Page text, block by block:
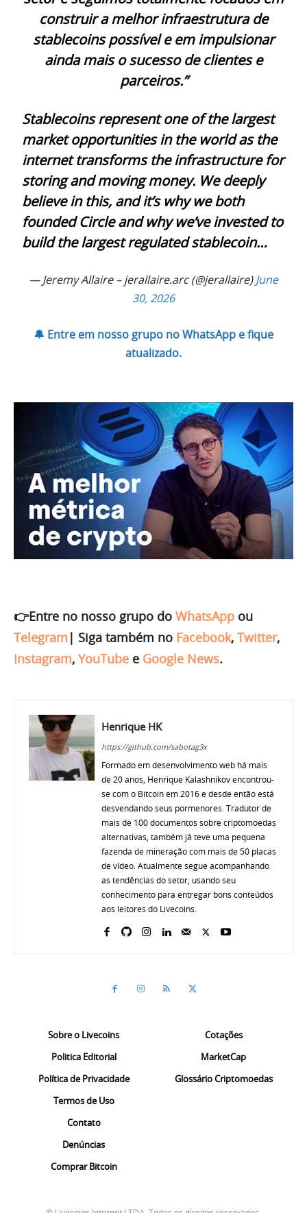
construir a melhor infraestrutura de
stablecoins possível e em impulsionar
ainda mais o sucesso de clientes e
parceiros.”
Stablecoins represent one of the largest
market opportunities in the world as the
internet transforms the infrastructure for
storing and moving money. We deeply
believe in this, and it’s why we both
founded Circle and why we’ve invested to
build the largest regulated stablecoin…
— Jeremy Allaire – jerallaire.arc (@jerallaire)June
30, 2026
🔔 Entre em nosso grupo no WhatsApp e fique
atualizado.
👉Entre no nosso grupo do WhatsApp ou
Telegram | Siga também no Facebook, Twitter,
Instagram, YouTube e Google News.
Henrique HK
https://github.com/sabotag3x
Formado em desenvolvimento web há mais
de 20 anos, Henrique Kalashnikov encontrou-
se com o Bitcoin em 2016 e desde então está
desvendando seus pormenores. Tradutor de
mais de 100 documentos sobre criptomoedas
alternativas, também já teve uma pequena
fazenda de mineração com mais de 50 placas
de vídeo. Atualmente segue acompanhando
as tendências do setor, usando seu
conhecimento para entregar bons conteúdos
aos leitores do Livecoins.
Sobre o Livecoins
Politica Editorial
Política de Privacidade
Termos de Uso
Contato
Denúncias
Comprar Bitcoin
Cotações
MarketCap
Glossário Criptomoedas